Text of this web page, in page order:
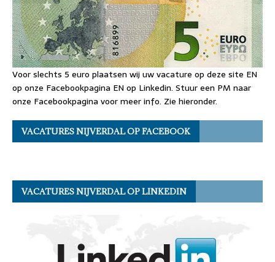
Voor slechts 5 euro plaatsen wij uw vacature op deze site EN
op onze Facebookpagina EN op Linkedin. Stuur een PM naar
onze Facebookpagina voor meer info. Zie hieronder.
VACATURES NIJVERDAL OP FACEBOOK
VACATURES NIJVERDAL OP LINKEDIN